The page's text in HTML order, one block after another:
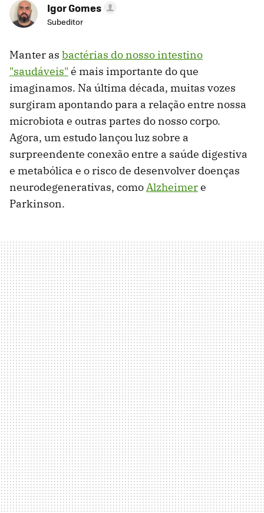
Igor Gomes
Subeditor
Manter as bactérias do nosso intestino
"saudáveis" é mais importante do que
imaginamos. Na última década, muitas vozes
surgiram apontando para a relação entre nossa
microbiota e outras partes do nosso corpo.
Agora, um estudo lançou luz sobre a
surpreendente conexão entre a saúde digestiva
e metabólica e o risco de desenvolver doenças
neurodegenerativas, comoAlzheimere
Parkinson.